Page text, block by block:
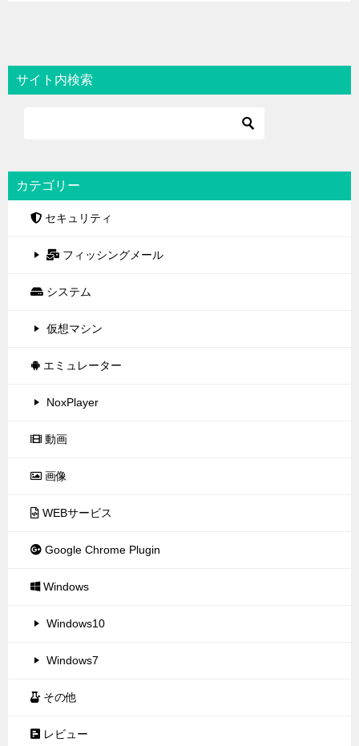
サイト内検索
カテゴリー
セキュリティ
フィッシングメール
システム
仮想マシン
エミュレーター
NoxPlayer
動画
画像
WEBサービス
Google Chrome Plugin
Windows
Windows10
Windows7
その他
レビュー